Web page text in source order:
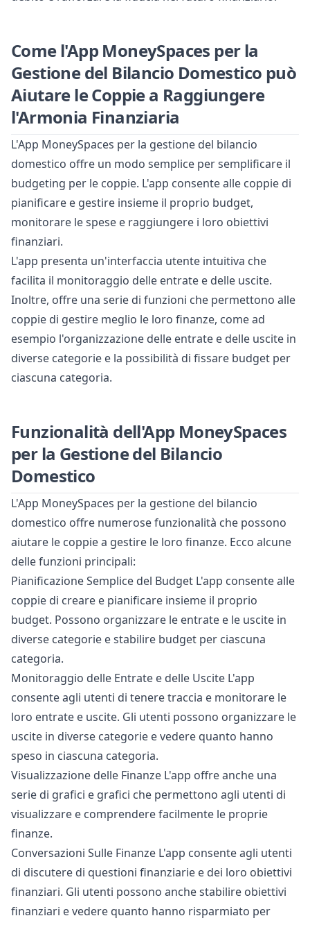
Come l'App MoneySpaces per la
Gestione del Bilancio Domestico può
Aiutare le Coppie a Raggiungere
l'Armonia Finanziaria
L'App MoneySpaces per la gestione del bilancio
domestico offre un modo semplice per semplificare il
budgeting per le coppie. L'app consente alle coppie di
pianificare e gestire insieme il proprio budget,
monitorare le spese e raggiungere i loro obiettivi
finanziari.
L'app presenta un'interfaccia utente intuitiva che
facilita il monitoraggio delle entrate e delle uscite.
Inoltre, offre una serie di funzioni che permettono alle
coppie di gestire meglio le loro finanze, come ad
esempio l'organizzazione delle entrate e delle uscite in
diverse categorie e la possibilità di fissare budget per
ciascuna categoria.
Funzionalità dell'App MoneySpaces
per la Gestione del Bilancio
Domestico
L'App MoneySpaces per la gestione del bilancio
domestico offre numerose funzionalità che possono
aiutare le coppie a gestire le loro finanze. Ecco alcune
delle funzioni principali:
Pianificazione Semplice del Budget L'app consente alle
coppie di creare e pianificare insieme il proprio
budget. Possono organizzare le entrate e le uscite in
diverse categorie e stabilire budget per ciascuna
categoria.
Monitoraggio delle Entrate e delle Uscite L'app
consente agli utenti di tenere traccia e monitorare le
loro entrate e uscite. Gli utenti possono organizzare le
uscite in diverse categorie e vedere quanto hanno
speso in ciascuna categoria.
Visualizzazione delle Finanze L'app offre anche una
serie di grafici e grafici che permettono agli utenti di
visualizzare e comprendere facilmente le proprie
finanze.
Conversazioni Sulle Finanze L'app consente agli utenti
di discutere di questioni finanziarie e dei loro obiettivi
finanziari. Gli utenti possono anche stabilire obiettivi
finanziari e vedere quanto hanno risparmiato per